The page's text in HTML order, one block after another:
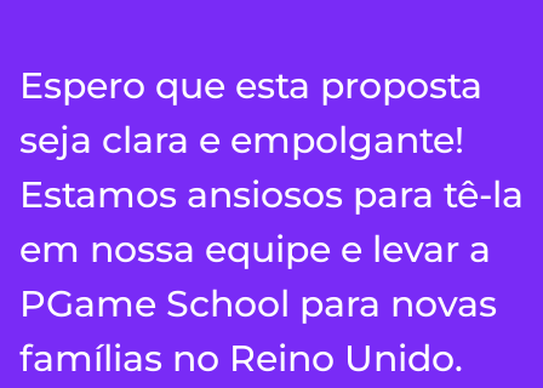
Espero que esta proposta
seja clara e empolgante!
Estamos ansiosos para tê-la
em nossa equipe e levar a
PGame School para novas
famílias no Reino Unido.